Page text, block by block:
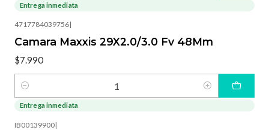
Entrega inmediata
4717784039756|
Camara Maxxis 29X2.0/3.0 Fv 48Mm
$7.990
Cantidad
Entrega inmediata
IB00139900|